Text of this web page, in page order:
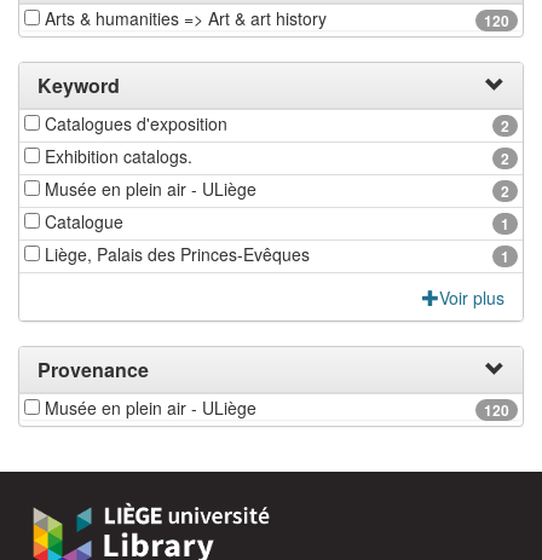
120
Arts & humanities => Art & art history
Keyword
2
Catalogues d'exposition
2
Exhibition catalogs.
2
Musée en plein air - ULiège
1
Catalogue
1
Liège, Palais des Princes-Evêques
Voir plus
Provenance
120
Musée en plein air - ULiège